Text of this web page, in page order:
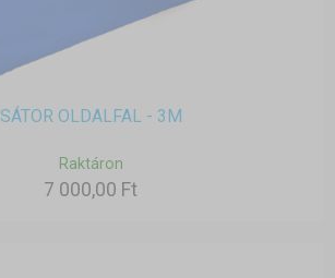
SÁTOR OLDALFAL - 3M
Raktáron
7 000,00 Ft